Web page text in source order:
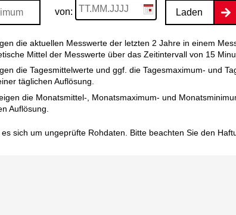
von: Laden
die aktuellen Messwerte der letzten 2 Jahre in einem
Mittel der Messwerte über das Zeitintervall von 15
die Tagesmittelwerte und ggf. die Tagesmaximum- und
täglichen Auflösung.
die Monatsmittel-, Monatsmaximum- und
Auflösung.
sich um ungeprüfte Rohdaten. Bitte beachten Sie den